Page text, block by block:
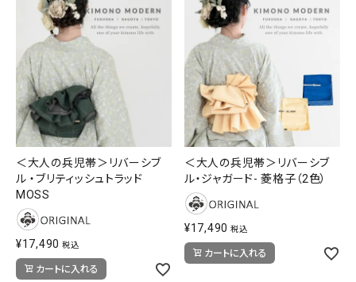
＜大人の兵児帯＞リバーシブ
ル ・ブリティッシュトラッド
MOSS
¥17,490 税込
カートに入れる
＜大人の兵児帯＞リバーシブ
ル・ジャガード- 菱格子（2色）
¥17,490 税込
カートに入れる